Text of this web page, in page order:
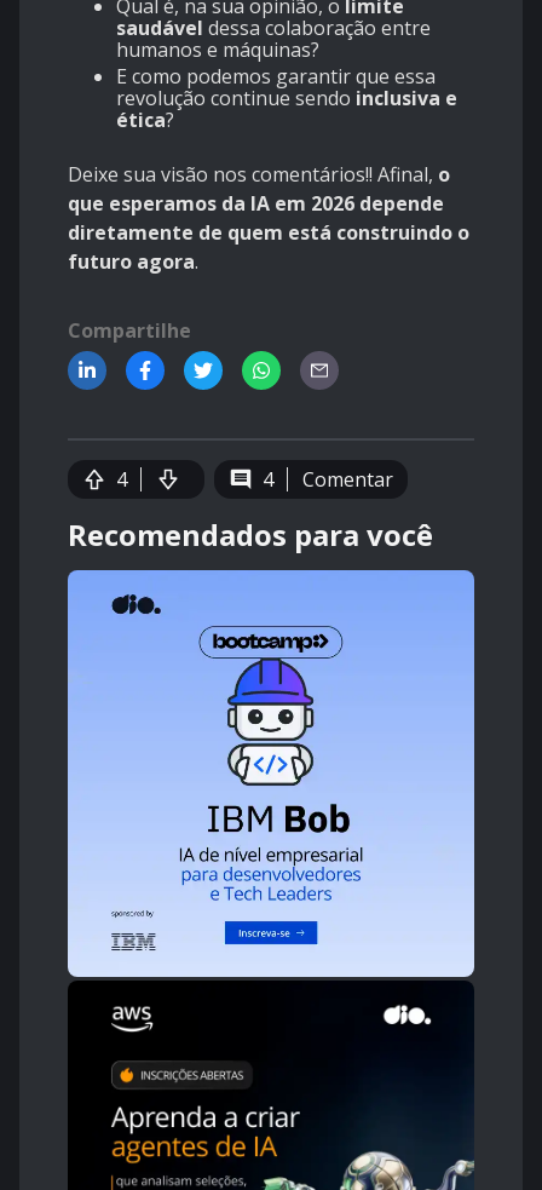
Qual é, na sua opinião, o limite
saudável dessa colaboração entre
humanos e máquinas?
E como podemos garantir que essa
revolução continue sendo inclusiva e
ética?
Deixe sua visão nos comentários!! Afinal, o
que esperamos da IA em 2026 depende
diretamente de quem está construindo o
futuro agora.
Compartilhe
4 4 Comentar
Recomendados para você